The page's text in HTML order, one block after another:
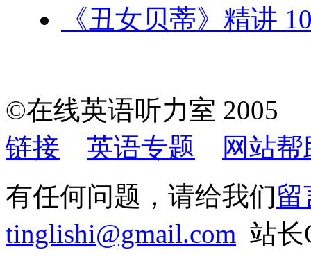
《丑女贝蒂》精讲
©在线英语听力室
链接
英语专题
网站帮
有任何问题，请给我们留
tinglishi@gmail.com 站长